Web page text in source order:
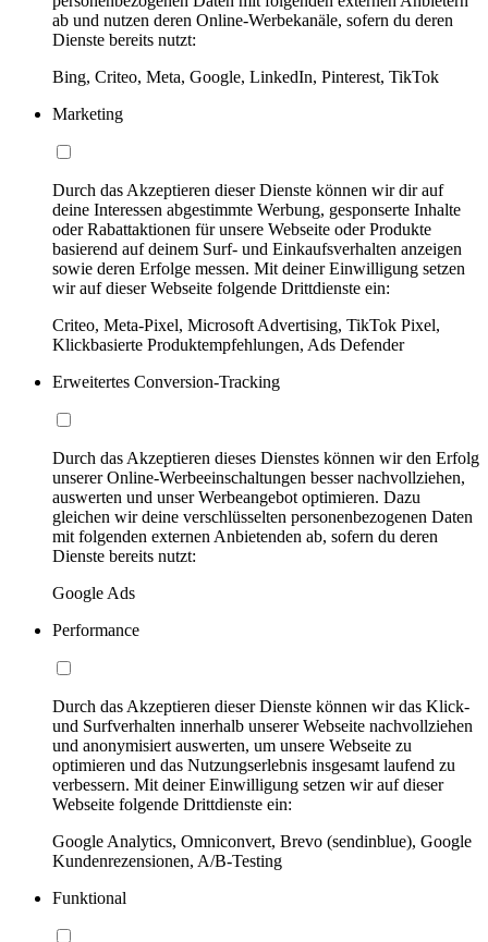
ab und nutzen deren Online-Werbekanäle, sofern du deren
Dienste bereits nutzt:
Bing, Criteo, Meta, Google, LinkedIn, Pinterest, TikTok
Marketing
Durch das Akzeptieren dieser Dienste können wir dir auf
deine Interessen abgestimmte Werbung, gesponserte Inhalte
oder Rabattaktionen für unsere Webseite oder Produkte
basierend auf deinem Surf- und Einkaufsverhalten anzeigen
sowie deren Erfolge messen. Mit deiner Einwilligung setzen
wir auf dieser Webseite folgende Drittdienste ein:
Criteo, Meta-Pixel, Microsoft Advertising, TikTok Pixel,
Klickbasierte Produktempfehlungen, Ads Defender
Erweitertes Conversion-Tracking
Durch das Akzeptieren dieses Dienstes können wir den Erfolg
unserer Online-Werbeeinschaltungen besser nachvollziehen,
auswerten und unser Werbeangebot optimieren. Dazu
gleichen wir deine verschlüsselten personenbezogenen Daten
mit folgenden externen Anbietenden ab, sofern du deren
Dienste bereits nutzt:
Google Ads
Performance
Durch das Akzeptieren dieser Dienste können wir das Klick-
und Surfverhalten innerhalb unserer Webseite nachvollziehen
und anonymisiert auswerten, um unsere Webseite zu
optimieren und das Nutzungserlebnis insgesamt laufend zu
verbessern. Mit deiner Einwilligung setzen wir auf dieser
Webseite folgende Drittdienste ein:
Google Analytics, Omniconvert, Brevo (sendinblue), Google
Kundenrezensionen, A/B-Testing
Funktional